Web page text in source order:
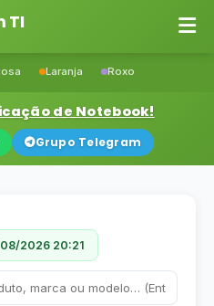
TI
Laranja Roxo
de Notebook!
Grupo Telegram
2026 20:21